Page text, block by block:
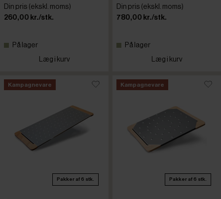
Din pris (ekskl. moms)
260,00 kr./stk.
På lager
Læg i kurv
Din pris (ekskl. moms)
780,00 kr./stk.
På lager
Læg i kurv
Kampagnevare
Pakker af 6 stk.
Kampagnevare
Pakker af 6 stk.